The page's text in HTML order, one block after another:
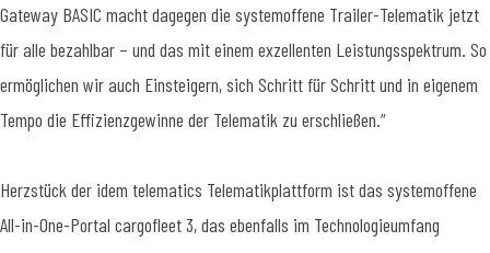
Gateway BASIC macht dagegen die systemoffene Trailer-Telematik jetzt
für alle bezahlbar – und das mit einem exzellenten Leistungsspektrum. So
ermöglichen wir auch Einsteigern, sich Schritt für Schritt und in eigenem
Tempo die Effizienzgewinne der Telematik zu erschließen.“
Herzstück der idem telematics Telematikplattform ist das systemoffene
All-in-One-Portal cargofleet 3, das ebenfalls im Technologieumfang